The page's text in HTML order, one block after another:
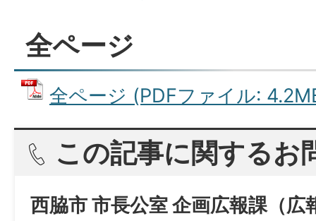
全ページ
全ページ (PDFファイル:
この記事に関するお
西脇市 市長公室 企画広報課（広